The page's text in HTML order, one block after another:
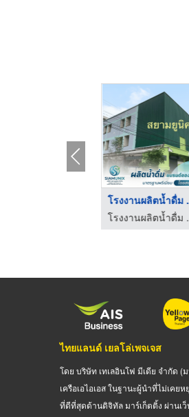
โรง
โรงง
ไทยแลนด์ เยลโล่เพจเจส
โดย บริษัท เทเลอินโฟ มีเดีย จำกัด
เครือเอไอเอส ในฐานะผู้นำที่ไม่เคย
ที่ดีที่สุดด้านดิจิทัล มาร์เก็ตติ้ง ผ่านเ